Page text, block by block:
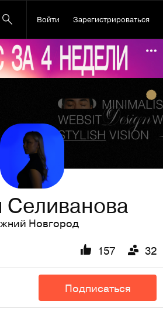
Войти Зарегистрироваться
Новгород
157 32
Подписаться